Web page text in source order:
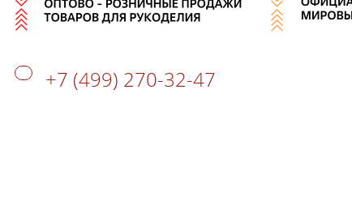
+7 (499) 270-32-47